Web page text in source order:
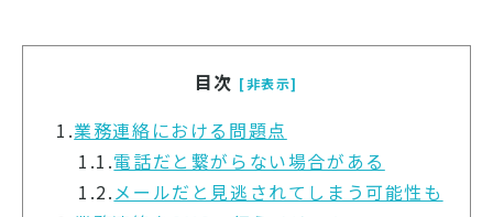
目次 [非表示]
1.業務連絡における問題点
1.1.電話だと繋がらない場合がある
1.2.メールだと見逃されてしまう可能性も